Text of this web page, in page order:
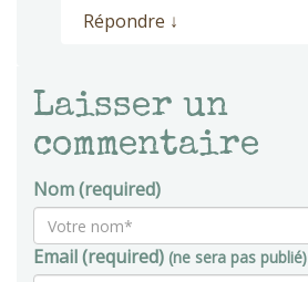
Répondre ↓
Laisser un
commentaire
Nom (required)
Email (required) (ne sera pas publié)